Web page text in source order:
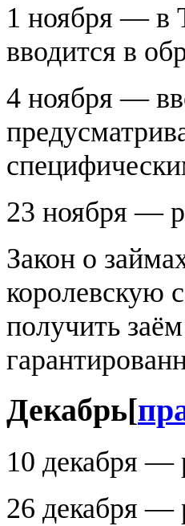
1 ноября — в
вводится в
4 ноября —
23 ноября —
Закон о
королевскую
получить
Декабрь[
10 декабря —
26 декабря —